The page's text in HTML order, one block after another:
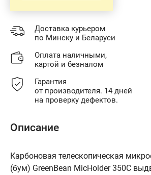
Доставка курьером
по Минску и Беларуси
Оплата наличными,
картой и безналом
Гарантия
от производителя. 14 дней
на проверку дефектов.
Описание
Карбоновая телескопическая
(бум) GreenBean MicHolder 350C